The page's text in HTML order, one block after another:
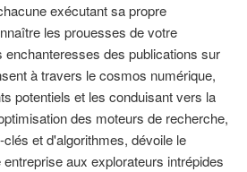
exécutant sa propre
les prouesses de votre
enchanteresses des publications sur
à travers le cosmos numérique,
potentiels et les conduisant vers la
des moteurs de recherche,
et d'algorithmes, dévoile le
aux explorateurs intrépides